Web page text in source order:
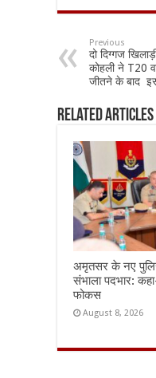
e
b
o
o
k
at
p
p
Previous
दो दिग्गज
कोहली ने T20
जीतने के बाद इस
Related Articles
अमृतसर के नए
संभाला पदभार:
फोकस
August 8, 2026